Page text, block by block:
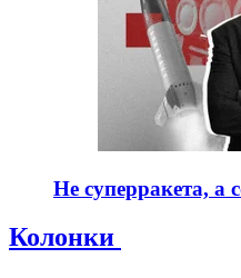
Не суперракета, а
Колонки